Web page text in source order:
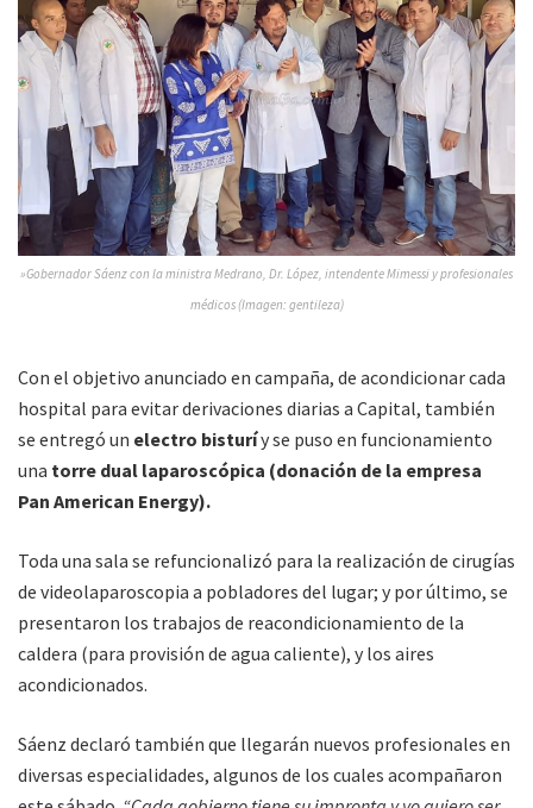
»Gobernador Sáenz con la ministra Medrano, Dr. López, intendente Mimessi y profesionales
médicos (Imagen: gentileza)
Con el objetivo anunciado en campaña, de acondicionar cada
hospital para evitar derivaciones diarias a Capital, también
se entregó un electro bisturíy se puso en funcionamiento
una torre dual laparoscópica (donación de la empresa
Pan American Energy).
Toda una sala se refuncionalizó para la realización de cirugías
de videolaparoscopia a pobladores del lugar; y por último, se
presentaron los trabajos de reacondicionamiento de la
caldera (para provisión de agua caliente), y los aires
acondicionados.
Sáenz declaró también que llegarán nuevos profesionales en
diversas especialidades, algunos de los cuales acompañaron